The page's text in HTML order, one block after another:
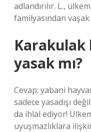
adlandırılır. L.,
familyasından
Karakulak
yasak mı?
Cevap; yabani
sadece yasadışı
da ihlal ediyor!
uyuşmazlıklara